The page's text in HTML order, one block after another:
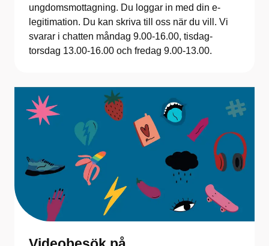
ungdomsmottagning. Du loggar in med din e-
legitimation. Du kan skriva till oss när du vill. Vi
svarar i chatten måndag 9.00-16.00, tisdag-
torsdag 13.00-16.00 och fredag 9.00-13.00.